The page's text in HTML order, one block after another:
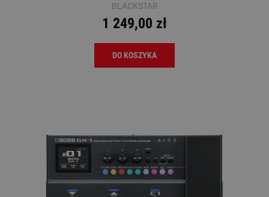
BLACKSTAR
1 249,00 zł
DO KOSZYKA